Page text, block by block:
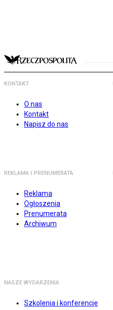
KONTAKT
O nas
Kontakt
Napisz do nas
REKLAMA I PRENUMERATA
Reklama
Ogłoszenia
Prenumerata
Archiwum
NASZE WYDARZENIA
Szkolenia i konferencje